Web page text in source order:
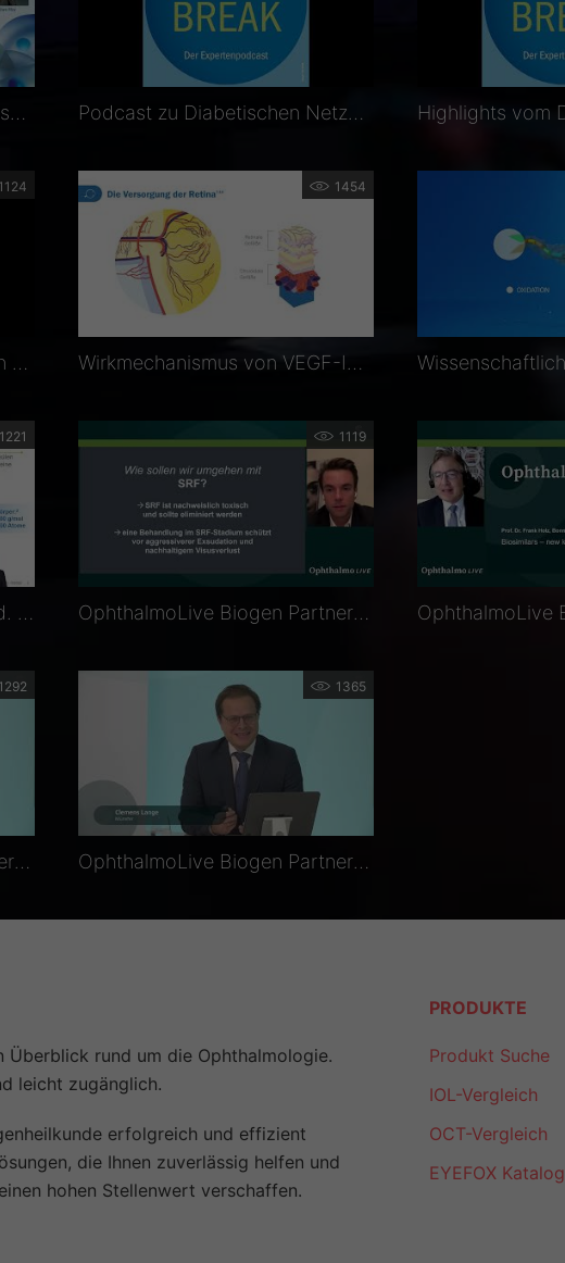
1124 1454
1221 1119
OphthalmoLive Biogen Partner´s Satellite: Aktuelle Therapie der feuchten AMD
1292
OphthalmoLive Biogen Partner´s Satellite: Biosimilars – Studiendaten und Fallbeispiele
1365
OphthalmoLive Biogen Partner´s Satellite: Begrüßung durch Prof. Dr. med. Clemens Lange
Überblick rund um die Ophthalmologie.
leicht zugänglich.
erfolgreich und effizient
die Ihnen zuverlässig helfen und
hohen Stellenwert verschaffen.
PRODUKTE
Produkt Suche
IOL-Vergleich
OCT-Vergleich
EYEFOX Katalog